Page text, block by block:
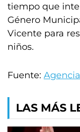
tiempo que
Género
Vicente para
niños.
Fuente:
LAS MÁS